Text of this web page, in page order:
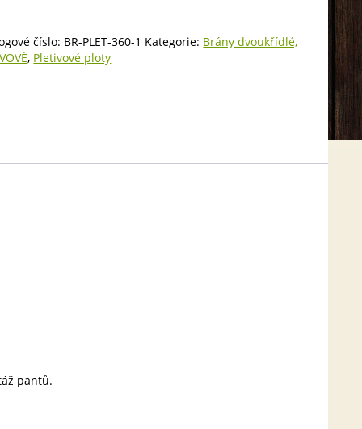
číslo: BR-PLET-360-1 Kategorie: Brány dvoukřídlé,
, Pletivové ploty
pantů.